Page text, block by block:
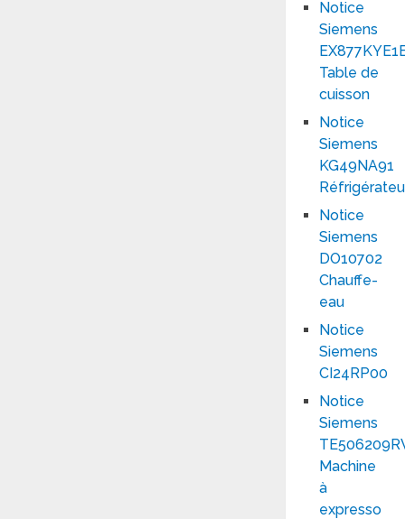
Notice
Siemens
Table de
cuisson
Notice
Siemens
KG49NA91
Notice
Siemens
DO10702
Chauffe-
eau
Notice
Siemens
CI24RP00
Notice
Siemens
Machine
à
expresso